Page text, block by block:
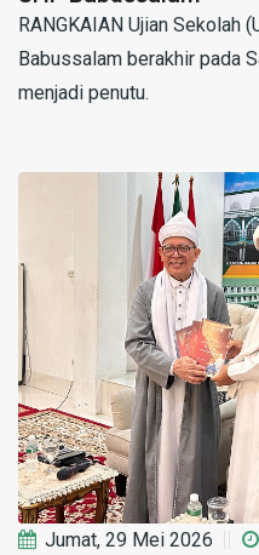
RANGKAIAN Ujian Sekolah
Babussalam berakhir pada
menjadi penutu.
Jumat, 29 Mei 2026